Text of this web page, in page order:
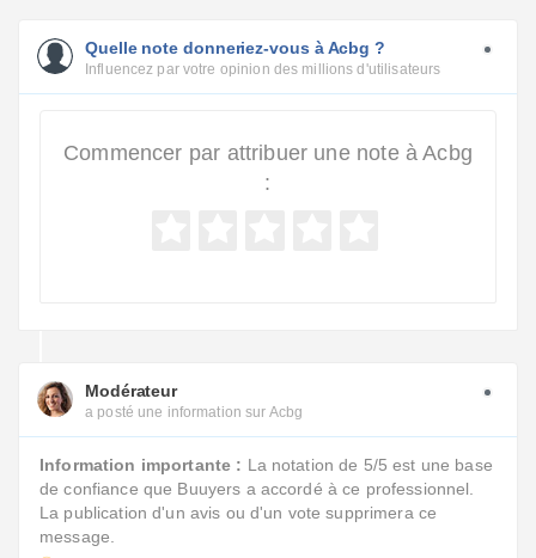
Quelle note donneriez-vous à Acbg ?
Influencez par votre opinion des millions d'utilisateurs
Commencer par attribuer une note à Acbg
:
Modérateur
a posté une information sur Acbg
Information importante : La notation de 5/5 est une base
de confiance que Buuyers a accordé à ce professionnel.
La publication d'un avis ou d'un vote supprimera ce
message.